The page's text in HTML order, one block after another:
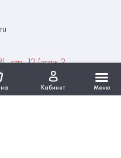
Кабинет Меню
стр. 12 (этаж 2,